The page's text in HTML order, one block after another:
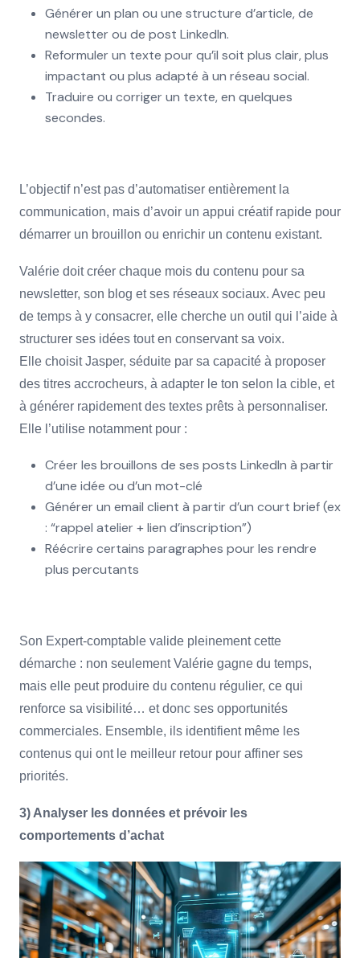
Générer un plan ou une structure d’article, de
newsletter ou de post LinkedIn.
Reformuler un texte pour qu’il soit plus clair, plus
impactant ou plus adapté à un réseau social.
Traduire ou corriger un texte, en quelques
secondes.
L’objectif n’est pas d’automatiser entièrement la
communication, mais d’avoir un appui créatif rapide pour
démarrer un brouillon ou enrichir un contenu existant.
Valérie doit créer chaque mois du contenu pour sa
newsletter, son blog et ses réseaux sociaux. Avec peu
de temps à y consacrer, elle cherche un outil qui l’aide à
structurer ses idées tout en conservant sa voix.
Elle choisit Jasper, séduite par sa capacité à proposer
des titres accrocheurs, à adapter le ton selon la cible, et
à générer rapidement des textes prêts à personnaliser.
Elle l’utilise notamment pour :
Créer les brouillons de ses posts LinkedIn à partir
d’une idée ou d’un mot-clé
Générer un email client à partir d’un court brief (ex
: “rappel atelier + lien d’inscription”)
Réécrire certains paragraphes pour les rendre
plus percutants
Son Expert-comptable valide pleinement cette
démarche : non seulement Valérie gagne du temps,
mais elle peut produire du contenu régulier, ce qui
renforce sa visibilité… et donc ses opportunités
commerciales. Ensemble, ils identifient même les
contenus qui ont le meilleur retour pour affiner ses
priorités.
3) Analyser les données et prévoir les
comportements d’achat